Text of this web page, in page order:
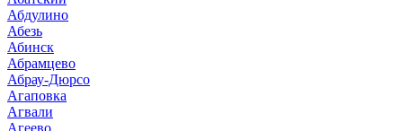
Абдулино
Абезь
Абинск
Абрамцево
Абрау-Дюрсо
Агаповка
Агвали
Агеево